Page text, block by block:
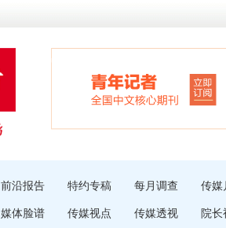
前沿报告 特约专稿 每月调查 传媒
媒体脸谱 传媒视点 传媒透视 院长